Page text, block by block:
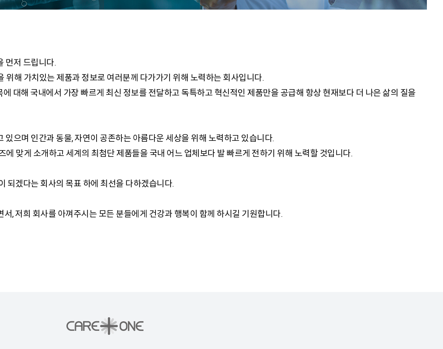
먼저 드립니다.
해 가치있는 제품과 정보로 여러분께 다가가기 위해 노력하는 회사입니다.
대해 국내에서 가장 빠르게 최신 정보를 전달하고 독특하고 혁신적인 제품만을 공급해 항상 현재보다 더 나은 삶의 질을
으며 인간과 동물, 자연이 공존하는 아름다운 세상을 위해 노력하고 있습니다.
맞게 소개하고 세계의 최첨단 제품들을 국내 어느 업체보다 발 빠르게 전하기 위해 노력할 것입니다.
되겠다는 회사의 목표 하에 최선을 다하겠습니다.
, 저희 회사를 아껴주시는 모든 분들에게 건강과 행복이 함께 하시길 기원합니다.